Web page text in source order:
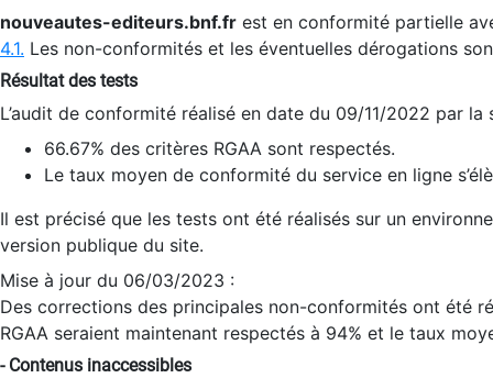
nouveautes-editeurs.bnf.fr est en conformité partielle
4.1. Les non-conformités et les éventuelles dérogations
Résultat des tests
L’audit de conformité réalisé en date du 09/11/2022 par
66.67% des critères RGAA sont respectés.
Le taux moyen de conformité du service en ligne
Il est précisé que les tests ont été réalisés sur un
version publique du site.
Mise à jour du 06/03/2023 :
Des corrections des principales non-conformités ont été
RGAA seraient maintenant respectés à 94% et le taux
- Contenus inaccessibles